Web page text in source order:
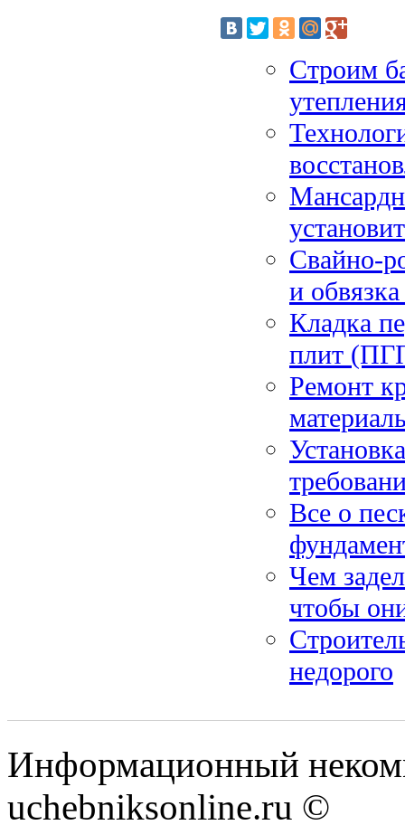
Строим
Свайно-
и
Кладка
плит
Ремонт
Все о
Чем
чтобы
недорого
Информационный
uchebniksonline.ru ©